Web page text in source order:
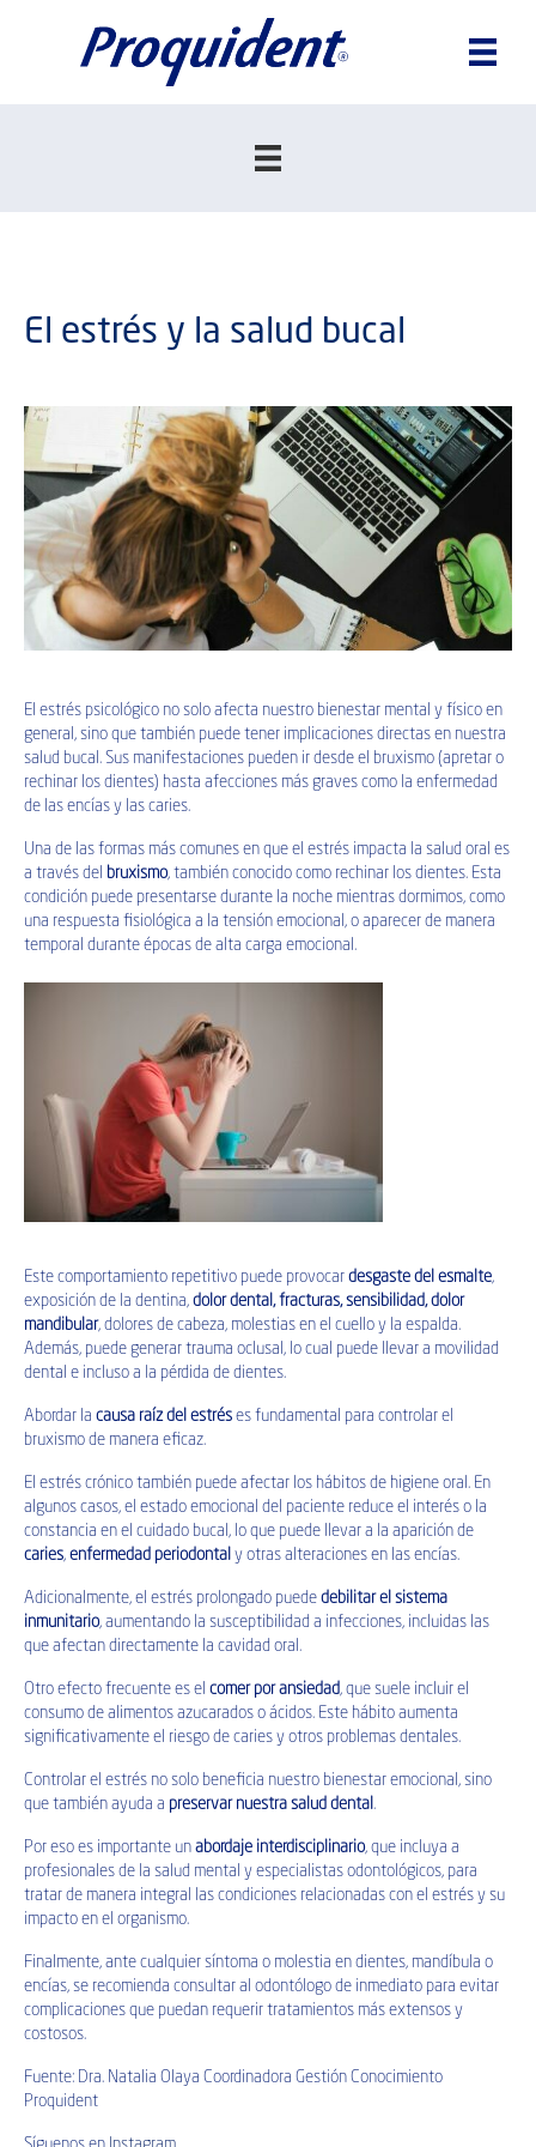
El estrés y la salud bucal
El estrés psicológico no solo afecta nuestro bienestar mental y físico en
general, sino que también puede tener implicaciones directas en nuestra
salud bucal. Sus manifestaciones pueden ir desde el bruxismo (apretar o
rechinar los dientes) hasta afecciones más graves como la enfermedad
de las encías y las caries.
Una de las formas más comunes en que el estrés impacta la salud oral es
a través del bruxismo, también conocido como rechinar los dientes. Esta
condición puede presentarse durante la noche mientras dormimos, como
una respuesta fisiológica a la tensión emocional, o aparecer de manera
temporal durante épocas de alta carga emocional.
Este comportamiento repetitivo puede provocar desgaste del esmalte,
exposición de la dentina, dolor dental, fracturas, sensibilidad, dolor
mandibular, dolores de cabeza, molestias en el cuello y la espalda.
Además, puede generar trauma oclusal, lo cual puede llevar a movilidad
dental e incluso a la pérdida de dientes.
Abordar la causa raíz del estrés es fundamental para controlar el
bruxismo de manera eficaz.
El estrés crónico también puede afectar los hábitos de higiene oral. En
algunos casos, el estado emocional del paciente reduce el interés o la
constancia en el cuidado bucal, lo que puede llevar a la aparición de
caries, enfermedad periodontal y otras alteraciones en las encías.
Adicionalmente, el estrés prolongado puede debilitar el sistema
inmunitario, aumentando la susceptibilidad a infecciones, incluidas las
que afectan directamente la cavidad oral.
Otro efecto frecuente es el comer por ansiedad, que suele incluir el
consumo de alimentos azucarados o ácidos. Este hábito aumenta
significativamente el riesgo de caries y otros problemas dentales.
Controlar el estrés no solo beneficia nuestro bienestar emocional, sino
que también ayuda a preservar nuestra salud dental.
Por eso es importante un abordaje interdisciplinario, que incluya a
profesionales de la salud mental y especialistas odontológicos, para
tratar de manera integral las condiciones relacionadas con el estrés y su
impacto en el organismo.
Finalmente, ante cualquier síntoma o molestia en dientes, mandíbula o
encías, se recomienda consultar al odontólogo de inmediato para evitar
complicaciones que puedan requerir tratamientos más extensos y
costosos.
Fuente: Dra. Natalia Olaya Coordinadora Gestión Conocimiento
Proquident